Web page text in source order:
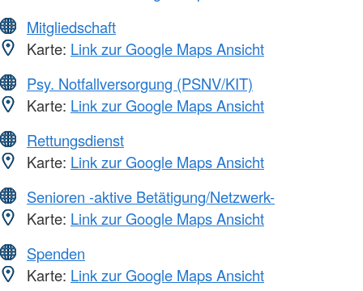
Mitgliedschaft
Karte: Link zur Google Maps Ansicht
Psy. Notfallversorgung (PSNV/KIT)
Karte: Link zur Google Maps Ansicht
Rettungsdienst
Karte: Link zur Google Maps Ansicht
Senioren -aktive Betätigung/Netzwerk-
Karte: Link zur Google Maps Ansicht
Spenden
Karte: Link zur Google Maps Ansicht